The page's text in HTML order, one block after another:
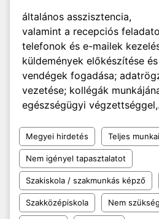
általános asszisztencia,
valamint a recepciós
telefonok és e-mailek
küldemények előkészítése
vendégek fogadása;
vezetése; kollégák
egészségügyi
Megyei hirdetés Teljes
Nem igényel tapasztalatot
Szakiskola / szakmunkás képző
Szakközépiskola Nem